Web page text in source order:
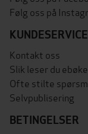
Følg oss på
KUNDESERVICE
Kontakt oss
Slik leser du
Ofte stilte
Selvpublisering
BETINGELSER